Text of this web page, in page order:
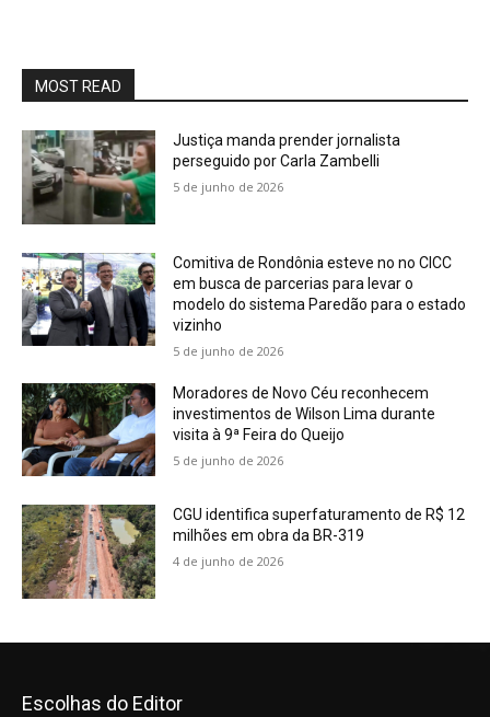
MOST READ
Justiça manda prender jornalista
perseguido por Carla Zambelli
5 de junho de 2026
Comitiva de Rondônia esteve no no CICC
em busca de parcerias para levar o
modelo do sistema Paredão para o estado
vizinho
5 de junho de 2026
Moradores de Novo Céu reconhecem
investimentos de Wilson Lima durante
visita à 9ª Feira do Queijo
5 de junho de 2026
CGU identifica superfaturamento de R$ 12
milhões em obra da BR-319
4 de junho de 2026
Escolhas do Editor